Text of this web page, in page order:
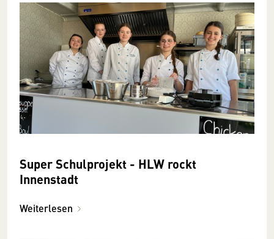
Super Schulprojekt - HLW rockt
Innenstadt
Weiterlesen